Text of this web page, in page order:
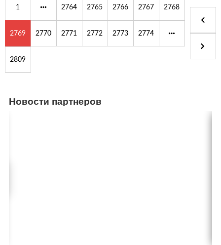
1 2764 2765 2766 2767 2768
2769 2770 2771 2772 2773 2774
2809
Новости партнеров